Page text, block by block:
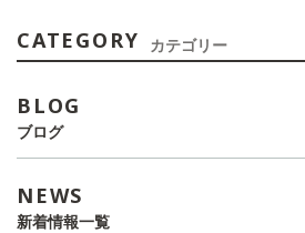
CATEGORY カテゴリー
BLOG
ブログ
NEWS
新着情報一覧